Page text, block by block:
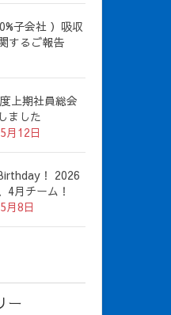
子会社 ）吸収
するご報告
上期社員総会
ました
月12日
！ 2026
4月チーム！
月8日
ー